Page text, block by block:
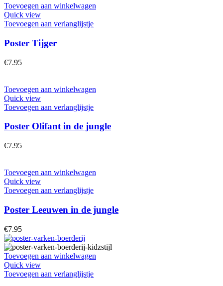
Toevoegen aan winkelwagen
Quick view
Toevoegen aan verlanglijstje
Poster Tijger
€7.95
Toevoegen aan winkelwagen
Quick view
Toevoegen aan verlanglijstje
Poster Olifant in de jungle
€7.95
Toevoegen aan winkelwagen
Quick view
Toevoegen aan verlanglijstje
Poster Leeuwen in de jungle
€7.95
Toevoegen aan winkelwagen
Quick view
Toevoegen aan verlanglijstje